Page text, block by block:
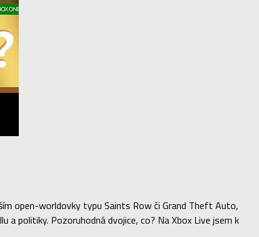
open-worldovky typu Saints Row či Grand Theft Auto,
a politiky. Pozoruhodná dvojice, co? Na Xbox Live jsem k